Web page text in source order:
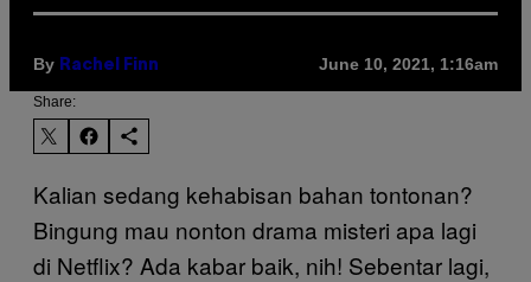
By Rachel Finn June 10, 2021, 1:16am
Share:
Kalian sedang kehabisan bahan tontonan?
Bingung mau nonton drama misteri apa lagi
di Netflix? Ada kabar baik, nih! Sebentar lagi,